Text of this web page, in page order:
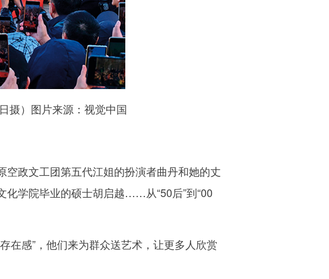
摄）图片来源：视觉中国
政文工团第五代江姐的扮演者曲丹和她的丈
化学院毕业的硕士胡启越……从“50后”到“00
感”，他们来为群众送艺术，让更多人欣赏